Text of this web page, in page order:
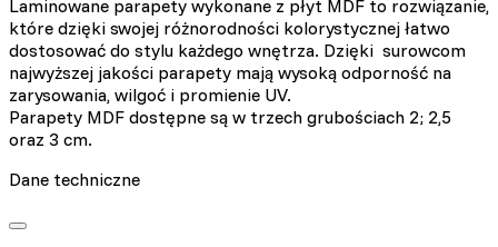
Laminowane parapety wykonane z płyt MDF to rozwiązanie,
które dzięki swojej różnorodności kolorystycznej łatwo
dostosować do stylu każdego wnętrza. Dzięki surowcom
najwyższej jakości parapety mają wysoką odporność na
zarysowania, wilgoć i promienie UV.
Parapety MDF dostępne są w trzech grubościach 2; 2,5
oraz 3 cm.
Dane techniczne